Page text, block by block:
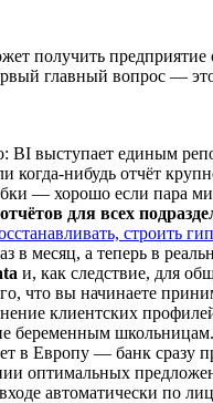
получить
главный вопрос —
выступает единым
когда-нибудь отчёт
— хорошо если пара
для всех
строить
в месяц, а теперь в
и, как следствие, для
что вы начинаете
клиентских
беременным
в Европу — банк сразу
оптимальных
автоматически по